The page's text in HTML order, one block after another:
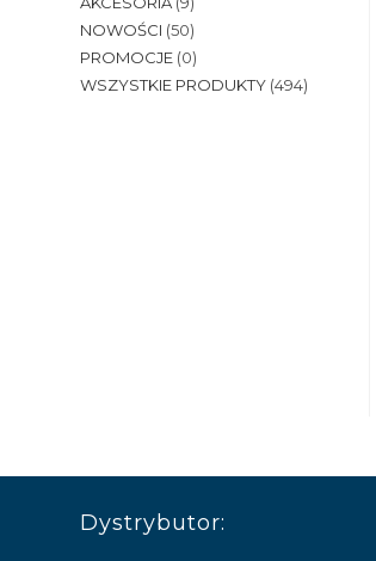
NOWOŚCI (50)
PROMOCJE (0)
WSZYSTKIE PRODUKTY (494)
Dystrybutor: